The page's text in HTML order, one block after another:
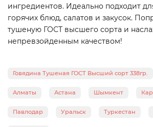
ингредиентов. Идеально подходит
горячих блюд, салатов и закусок.
тушеную ГОСТ высшего сорта и
непревзойденным качеством!
Говядина Тушеная ГОСТ Высший сорт 338гр.
Алматы Астана Шымкент
Павлодар Уральск Туркестан